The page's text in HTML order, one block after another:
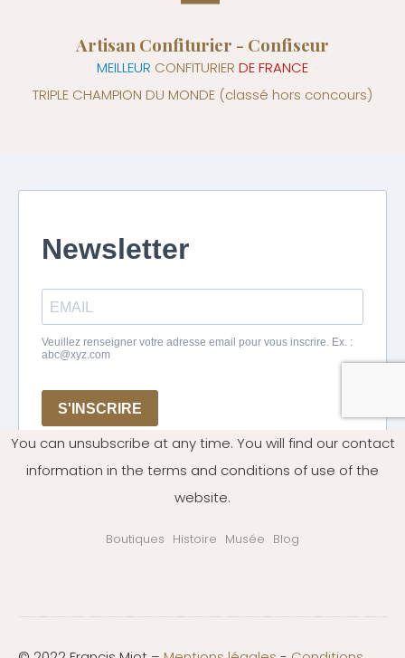
Artisan Confiturier - Confiseur
MEILLEUR CONFITURIER DE FRANCE
TRIPLE CHAMPION DU MONDE (classé hors concours)
You can unsubscribe at any time. You will find our contact
information in the terms and conditions of use of the
website.
Boutiques Histoire Musée Blog